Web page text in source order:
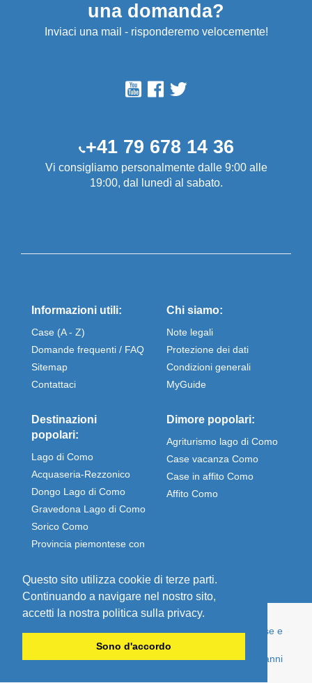
Questo sito utilizza cookie di terze parti.
Continuando a navigare nel nostro sito,
accetti la nostra politica sulla privacy.
Sono d'accordo
una domanda?
Inviaci una mail - risponderemo velocemente!
+41 79 678 14 36
Vi consigliamo personalmente dalle 9:00 alle
19:00, dal lunedì al sabato.
Informazioni utili:
Case (A - Z)
Domande frequenti / FAQ
Sitemap
Contattaci
Chi siamo:
Note legali
Protezione dei dati
Condizioni generali
MyGuide
Destinazioni
popolari:
Lago di Como
Acquaseria-Rezzonico
Dongo Lago di Como
Gravedona Lago di Como
Sorico Como
Provincia piemontese con
Dimore popolari:
Agriturismo lago di Como
Case vacanza Como
Case in affito Como
Affito Como
© Comolake Homes - La tua casa per le vacanze. Case e
appartamenti per vacanze direttamente affittati dal
proprietario - economici e ben mantenuti, da oltre 15 anni